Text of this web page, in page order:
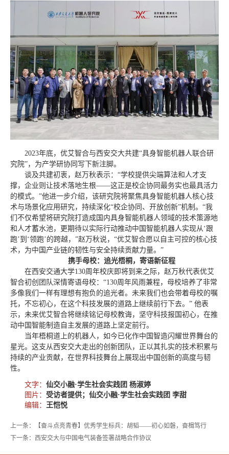
2023年底，优艾智合与西安交大共建“具身智能机器人联合研
究院”，为产学研协同写下新注脚。
谈及共建初衷，赵万秋表示：“学校提供尖端算法和人才支
撑，企业则让技术落地生根——这正是校企协同最务实也最具活力
的模式。”他进一步介绍，该研究院将聚焦具身智能机器人核心技
术与场景化应用研究，持续深化“校企协同、开放创新”机制。“我
们不仅希望将研究院打造成国内具身智能机器人领域的技术策源地
和人才蓄水池，更期待以实际行动推动中国智能机器人实现从‘跟
跑’到‘领跑’的跨越，”赵万秋说，“优艾智合愿以自主可控的核心技
术，为中国产业链的韧性与安全持续贡献力量。”
携手母校：追光梧桐，寄语新征程
在西安交通大学130周年校庆即将到来之际，赵万秋代表优艾
智合初创团队深情寄语母校：“130周年风雨兼程，母校培养了非常
多像我们一样有理想有抱负的追光者。未来我们也会带着母校的嘱
托，不忘初心，在这个科技发展的道路上继续前行下去。” 他表
示，未来优艾智合将继续铭记母校教诲，坚守科技报国初心，在推
动中国智能制造自主发展的道路上坚定前行。
当年梧桐道上的机器人，如今已化作中国智造闪耀世界舞台的
星光。这支从西安交大走出的创新团队，正以其扎实的技术积累与
持续的产业贡献，在世界科技舞台上展现出中国创新的高度与韧
性。
文字： 仙交小融·学生社会实践团 杨淑婷
图片： 受访者提供；仙交小融·学生社会实践团 李甜
编辑：
王恺悦
上一条：【奋斗点亮青春】优秀学生标兵：胡韬——初心如磐，奋楫笃行
下一条：西安交大与中国电气装备签署战略合作协议